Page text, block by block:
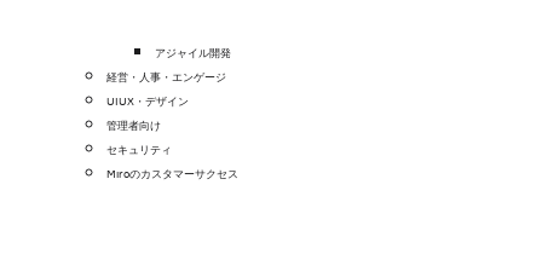
アジャイル開発
経営・人事・エンゲージ
UIUX・デザイン
管理者向け
セキュリティ
Miroのカスタマーサクセス